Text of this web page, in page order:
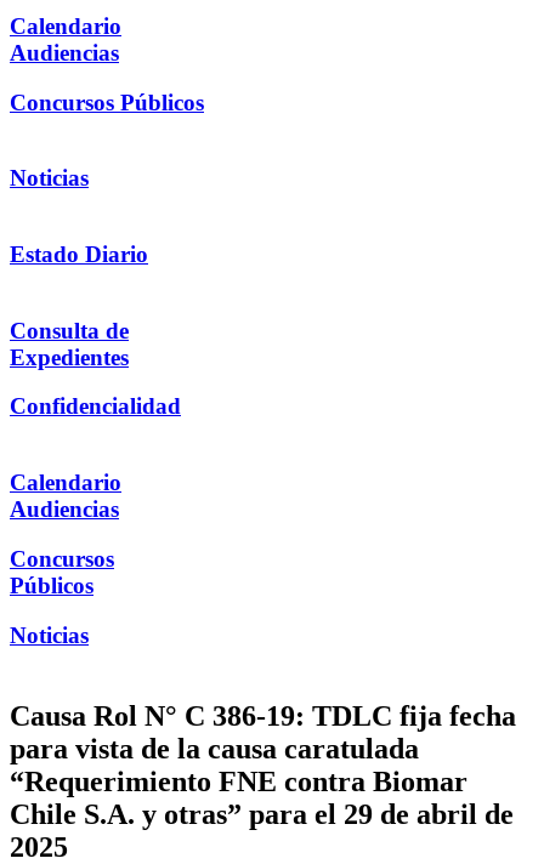
Calendario
Audiencias
Concursos Públicos
Noticias
Estado Diario
Consulta de
Expedientes
Confidencialidad
Calendario
Audiencias
Concursos
Públicos
Noticias
Causa Rol N° C 386-19: TDLC fija fecha
para vista de la causa caratulada
“Requerimiento FNE contra Biomar
Chile S.A. y otras” para el 29 de abril de
2025